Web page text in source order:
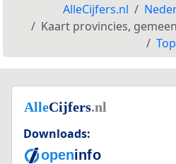
AlleCijfers.nl
Kaart provincies,
Top
Downloads: